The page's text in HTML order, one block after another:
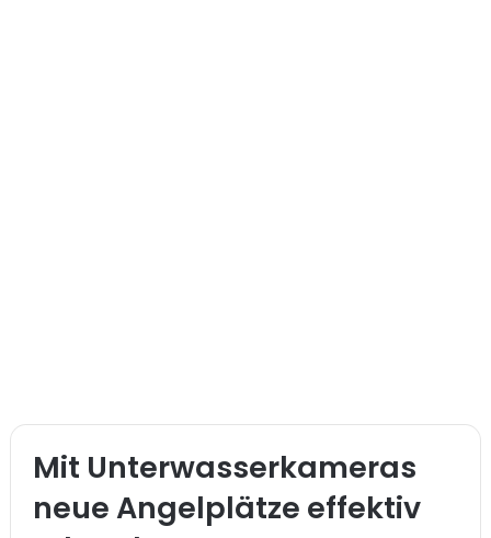
Mit Unterwasserkameras
neue Angelplätze effektiv